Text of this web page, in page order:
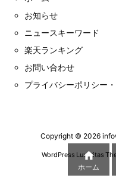
お知らせ
ニュースキーワード
楽天ランキング
お問い合わせ
プライバシーポリシー
Copyright © 2026
WordPress Luxeritas

ホーム